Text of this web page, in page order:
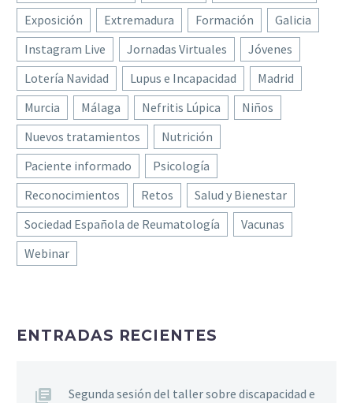
Exposición
Extremadura Formación
Galicia
Instagram Live
Jornadas Virtuales
Jóvenes
Lotería Navidad
Lupus e Incapacidad
Madrid
Murcia
Málaga Nefritis Lúpica
Niños
Nuevos tratamientos
Nutrición
Paciente informado
Psicología
Reconocimientos
Retos
Salud y Bienestar
Sociedad Española de Reumatología
Vacunas
Webinar
ENTRADAS RECIENTES
Segunda sesión del taller sobre discapacidad e